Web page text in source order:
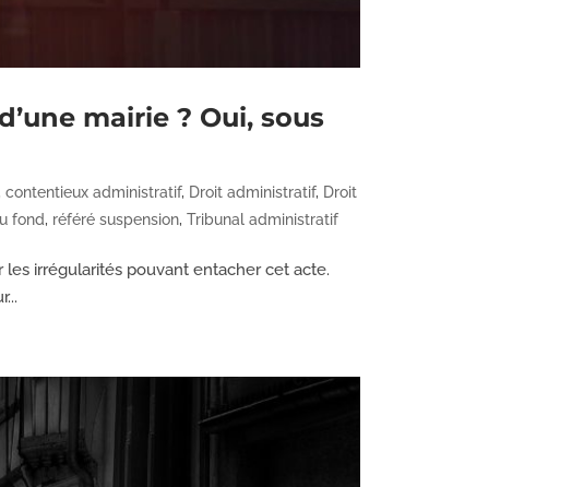
mairie ? Oui, sous
,contentieux administratif, Droit administratif, Droit
fond, référé suspension,Tribunal administratif
irrégularités pouvant entacher cet acte.